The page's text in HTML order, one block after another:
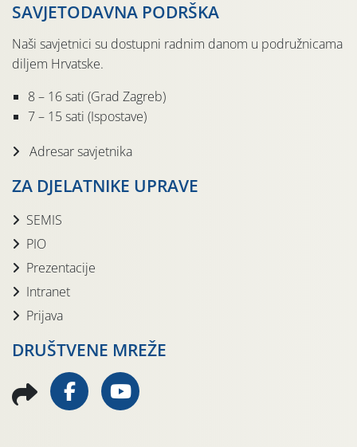
SAVJETODAVNA PODRŠKA
Naši savjetnici su dostupni radnim danom u podružnicama
diljem Hrvatske.
8 – 16 sati (Grad Zagreb)
7 – 15 sati (Ispostave)
Adresar savjetnika
ZA DJELATNIKE UPRAVE
SEMIS
PIO
Prezentacije
Intranet
Prijava
DRUŠTVENE MREŽE